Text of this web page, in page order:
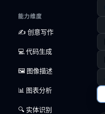
能力维度
✍️ 创意写作
💻 代码生成
🖼️ 图像描述
📊 图表分析
🔍 实体识别